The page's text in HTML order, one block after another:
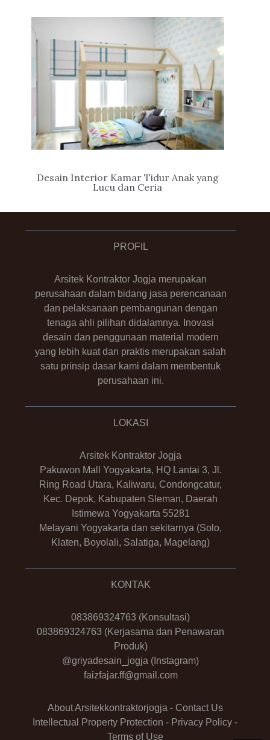
Desain Interior Kamar Tidur Anak yang
Lucu dan Ceria
PROFIL
Arsitek Kontraktor Jogja merupakan
perusahaan dalam bidang jasa perencanaan
dan pelaksanaan pembangunan dengan
tenaga ahli pilihan didalamnya. Inovasi
desain dan penggunaan material modern
yang lebih kuat dan praktis merupakan salah
satu prinsip dasar kami dalam membentuk
perusahaan ini.
LOKASI
Arsitek Kontraktor Jogja
Pakuwon Mall Yogyakarta, HQ Lantai 3, Jl.
Ring Road Utara, Kaliwaru, Condongcatur,
Kec. Depok, Kabupaten Sleman, Daerah
Istimewa Yogyakarta 55281
Melayani Yogyakarta dan sekitarnya (Solo,
Klaten, Boyolali, Salatiga, Magelang)
KONTAK
083869324763 (Konsultasi)
083869324763 (Kerjasama dan Penawaran
Produk)
@griyadesain_jogja (Instagram)
faizfajar.ff@gmail.com
About Arsitekkontraktorjogja - Contact Us
Intellectual Property Protection - Privacy Policy -
Terms of Use